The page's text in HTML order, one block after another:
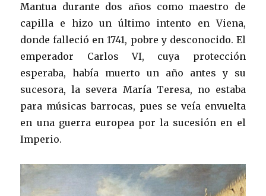
Mantua durante dos años como maestro de
capilla e hizo un último intento en Viena,
donde falleció en 1741, pobre y desconocido. El
emperador Carlos VI, cuya protección
esperaba, había muerto un año antes y su
sucesora, la severa María Teresa, no estaba
para músicas barrocas, pues se veía envuelta
en una guerra europea por la sucesión en el
Imperio.